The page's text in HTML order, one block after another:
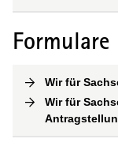
Wir für
Wir für